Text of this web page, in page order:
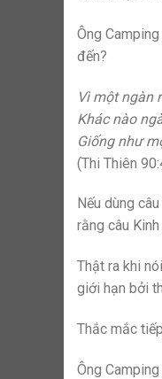
Ông
đến?
Vì một ngàn
Khác nào
Giống như
(Thi Thiên
Nếu dùng
rằng câu
Thật ra khi
giới hạn bởi
Thắc mắc
Ông